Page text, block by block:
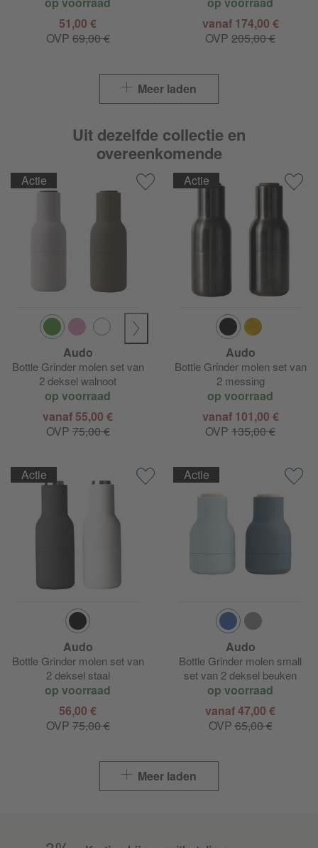
51,00 €
OVP69,00 €
vanaf 174,00 €
OVP 205,00 €
Meer laden
Uit dezelfde collectie en
overeenkomende
Actie
Audo
Bottle Grinder molen set van
2 deksel walnoot
op voorraad
vanaf 55,00 €
OVP75,00 €
Actie
Audo
Bottle Grinder molen set van
2 messing
op voorraad
vanaf 101,00 €
OVP 135,00 €
Actie
Audo
Bottle Grinder molen set van
2 deksel staal
op voorraad
56,00 €
OVP75,00 €
Actie
Audo
Bottle Grinder molen small
set van 2 deksel beuken
op voorraad
vanaf 47,00 €
OVP65,00 €
Meer laden